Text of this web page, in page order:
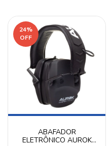
24%
OFF
ABAFADOR
ELETRÔNICO AUROK